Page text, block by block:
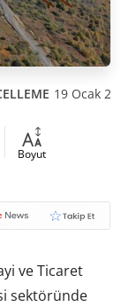
19 Ocak
Boyut
ve Ticaret
sektöründe